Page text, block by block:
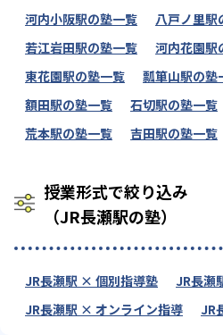
河内小阪駅の塾一覧
八戸ノ里駅
若江岩田駅の塾一覧
河内花園駅
東花園駅の塾一覧
瓢箪山駅の塾
額田駅の塾一覧
石切駅の塾一覧
荒本駅の塾一覧
吉田駅の塾一覧
授業形式で絞り込み
（JR長瀬駅の塾）
JR長瀬駅 × 個別指導塾
JR長瀬
JR長瀬駅 × オンライン指導
JR